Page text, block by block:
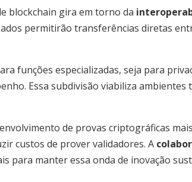
blockchain gira em torno da
permitirão transferências diretas
funções especializadas, seja para
Essa subdivisão viabiliza
de provas criptográficas
custos de prover validadores. A
para manter essa onda de inovação